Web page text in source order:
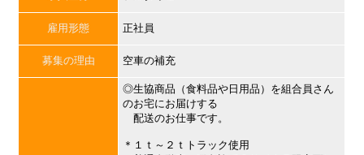
雇用形態 正社員
募集の理由 空車の補充
◎生協商品（食料品や日用品）を組合員さん
のお宅にお届けする
配送のお仕事です。
＊１ｔ～２ｔトラック使用